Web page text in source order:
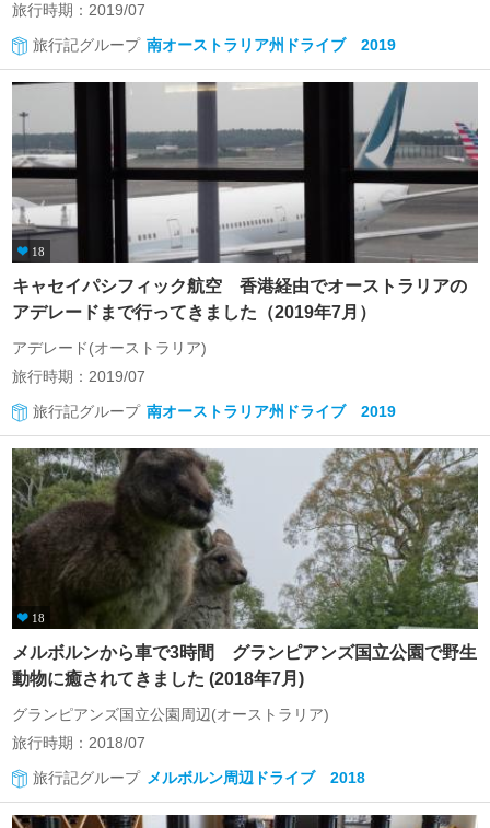
旅行時期：2019/07
旅行記グループ 南オーストラリア州ドライブ 2019
18
キャセイパシフィック航空 香港経由でオーストラリアの
アデレードまで行ってきました（2019年7月）
アデレード(オーストラリア)
旅行時期：2019/07
旅行記グループ 南オーストラリア州ドライブ 2019
18
メルボルンから車で3時間 グランピアンズ国立公園で野生
動物に癒されてきました (2018年7月)
グランピアンズ国立公園周辺(オーストラリア)
旅行時期：2018/07
旅行記グループ メルボルン周辺ドライブ 2018